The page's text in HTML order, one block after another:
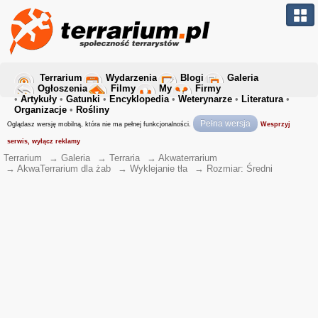
Terrarium Wydarzenia Blogi
Galeria
Ogłoszenia
Filmy My
Firmy
• Artykuły • Gatunki • Encyklopedia• Weterynarze • Literatura•
Organizacje • Rośliny
Oglądasz wersję mobilną, która nie ma pełnej funkcjonalności. Pełna wersja Wesprzyj
serwis, wyłącz reklamy
Terrarium → Galeria → Terraria → Akwaterrarium
→ AkwaTerrarium dla żab → Wyklejanie tła → Rozmiar: Średni